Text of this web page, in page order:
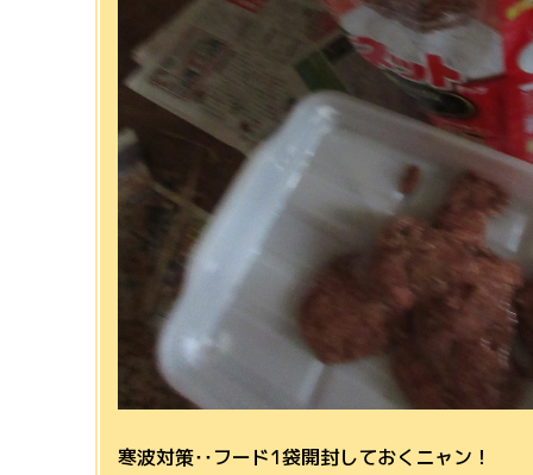
寒波対策･･フード1袋開封しておくニャン！